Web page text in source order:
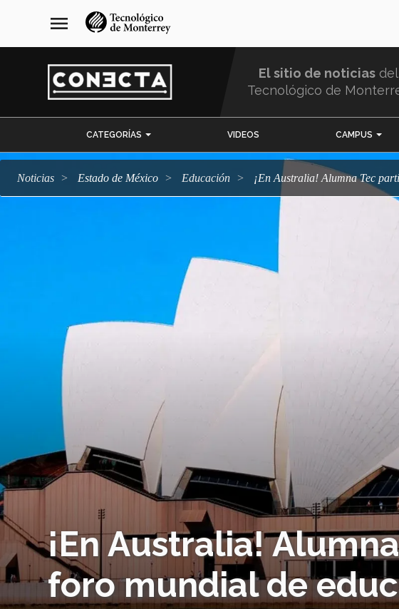
navegación
principal
menu
El sitio de noticias del
Tecnológico de
CATEGORÍAS VIDEOS CAMPUS
Noticias Estado de México Educación ¡En Australia! Alumna Tec
¡En Australia!
foro mundial de